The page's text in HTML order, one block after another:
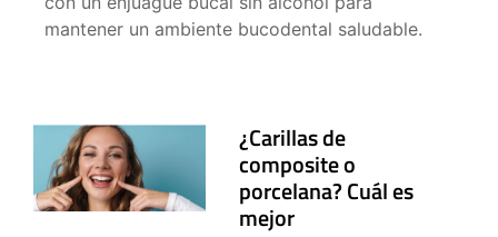
mantener un ambiente bucodental saludable.
¿Carillas de
composite o
porcelana? Cuál es
mejor